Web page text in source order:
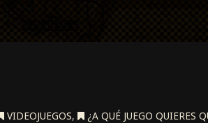
VIDEOJUEGOS, ¿A QUÉ JUEGO QUIERES